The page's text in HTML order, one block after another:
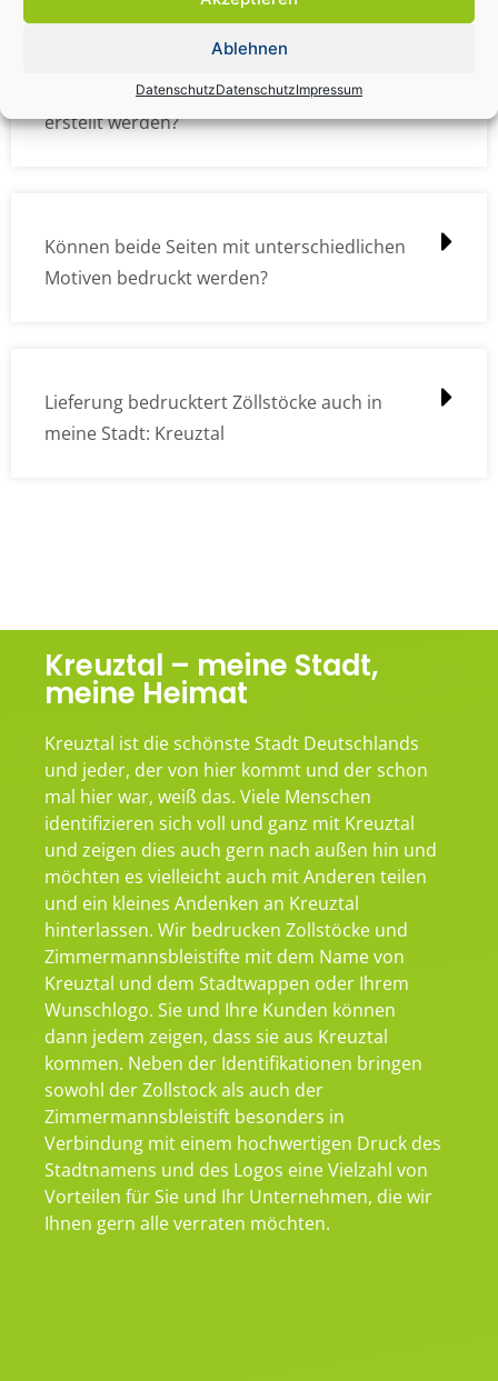
Ablehnen
DatenschutzDatenschutzImpressum
Wie müssen die Druckdateien angelegt /
erstellt werden?
Können beide Seiten mit unterschiedlichen
Motiven bedruckt werden?
Lieferung bedrucktert Zöllstöcke auch in
meine Stadt: Kreuztal
Kreuztal – meine Stadt,
meine Heimat
Kreuztal ist die schönste Stadt Deutschlands
und jeder, der von hier kommt und der schon
mal hier war, weiß das. Viele Menschen
identifizieren sich voll und ganz mit Kreuztal
und zeigen dies auch gern nach außen hin und
möchten es vielleicht auch mit Anderen teilen
und ein kleines Andenken an Kreuztal
hinterlassen. Wir bedrucken Zollstöcke und
Zimmermannsbleistifte mit dem Name von
Kreuztal und dem Stadtwappen oder Ihrem
Wunschlogo. Sie und Ihre Kunden können
dann jedem zeigen, dass sie aus Kreuztal
kommen. Neben der Identifikationen bringen
sowohl der Zollstock als auch der
Zimmermannsbleistift besonders in
Verbindung mit einem hochwertigen Druck des
Stadtnamens und des Logos eine Vielzahl von
Vorteilen für Sie und Ihr Unternehmen, die wir
Ihnen gern alle verraten möchten.